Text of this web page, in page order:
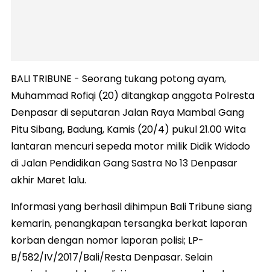
BALI TRIBUNE - Seorang tukang potong ayam,
Muhammad Rofiqi (20) ditangkap anggota Polresta
Denpasar di seputaran Jalan Raya Mambal Gang
Pitu Sibang, Badung, Kamis (20/4) pukul 21.00 Wita
lantaran mencuri sepeda motor milik Didik Widodo
di Jalan Pendidikan Gang Sastra No 13 Denpasar
akhir Maret lalu.
Informasi yang berhasil dihimpun Bali Tribune siang
kemarin, penangkapan tersangka berkat laporan
korban dengan nomor laporan polisi; LP-
B/582/IV/2017/Bali/Resta Denpasar. Selain